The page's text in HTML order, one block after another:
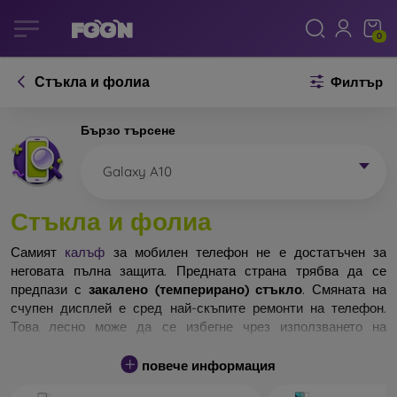
0
Стъкла и фолиа Филтър
Бързо търсене
Galaxy A10
Стъкла и фолиа
Самият калъф за мобилен телефон не е достатъчен за
неговата пълна защита. Предната страна трябва да се
предпази с закалено (темперирано) стъкло. Смяната на
счупен дисплей е сред най-скъпите ремонти на телефон.
Това лесно може да се избегне чрез използването на
Неразбиваемо стъкло за телефон не съществува, но при
повече информация